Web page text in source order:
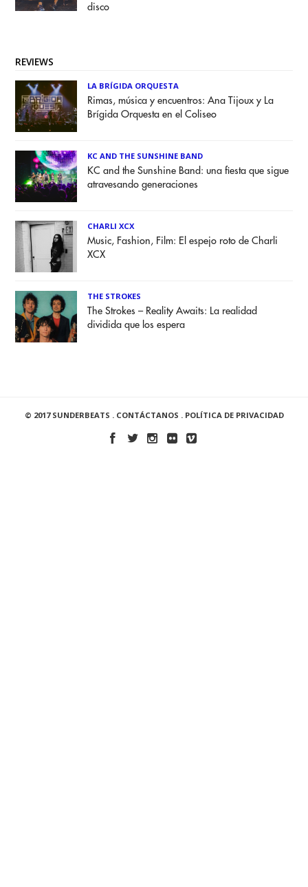
disco
REVIEWS
LA BRÍGIDA ORQUESTA
Rimas, música y encuentros: Ana Tijoux y La
Brígida Orquesta en el Coliseo
KC AND THE SUNSHINE BAND
KC and the Sunshine Band: una fiesta que sigue
atravesando generaciones
CHARLI XCX
Music, Fashion, Film: El espejo roto de Charli
XCX
THE STROKES
The Strokes – Reality Awaits: La realidad
dividida que los espera
© 2017 SUNDERBEATS . CONTÁCTANOS . POLÍTICA DE PRIVACIDAD